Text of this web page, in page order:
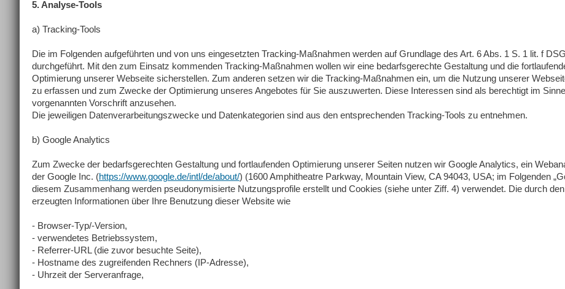
5. Analyse-Tools
a) Tracking-Tools
Die im Folgenden aufgeführten und von uns eingesetzten Tracking-Maßnahmen werden auf Grundlage des Art. 6 Abs. 1 S. 1 lit. f
durchgeführt. Mit den zum Einsatz kommenden Tracking-Maßnahmen wollen wir eine bedarfsgerechte Gestaltung und die
Optimierung unserer Webseite sicherstellen. Zum anderen setzen wir die Tracking-Maßnahmen ein, um die Nutzung unserer
zu erfassen und zum Zwecke der Optimierung unseres Angebotes für Sie auszuwerten. Diese Interessen sind als berechtigt im
vorgenannten Vorschrift anzusehen.
Die jeweiligen Datenverarbeitungszwecke und Datenkategorien sind aus den entsprechenden Tracking-Tools zu entnehmen.
b) Google Analytics
Zum Zwecke der bedarfsgerechten Gestaltung und fortlaufenden Optimierung unserer Seiten nutzen wir Google Analytics, ein
der Google Inc. (https://www.google.de/intl/de/about/) (1600 Amphitheatre Parkway, Mountain View, CA 94043, USA; im Folgenden
diesem Zusammenhang werden pseudonymisierte Nutzungsprofile erstellt und Cookies (siehe unter Ziff. 4) verwendet. Die durch
erzeugten Informationen über Ihre Benutzung dieser Website wie
- Browser-Typ/-Version,
- verwendetes Betriebssystem,
- Referrer-URL (die zuvor besuchte Seite),
- Hostname des zugreifenden Rechners (IP-Adresse),
- Uhrzeit der Serveranfrage,